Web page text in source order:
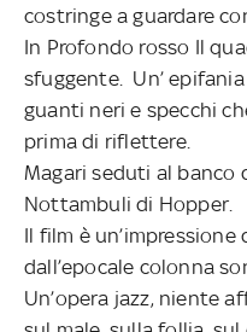
costringe a guardare
In Profondo rosso Il
sfuggente. Un’
guanti neri e specchi
prima di riflettere.
Magari seduti al banco
Nottambuli di Hopper.
Il film è
dall’epocale colonna
Un’opera jazz, niente